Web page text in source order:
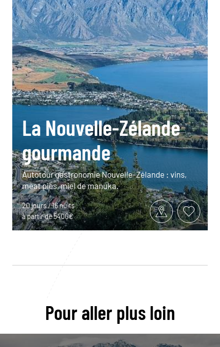
La Nouvelle-Zélande
gourmande
Autotour gastronomie Nouvelle-Zélande : vins,
meat pies, miel de manuka.
20 jours / 16 nuits
à partir de 5400€
Pour aller plus loin